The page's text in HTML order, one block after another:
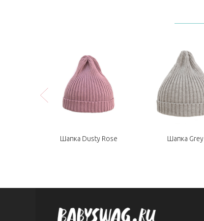
Шапка Dusty Rose Шапка Grey